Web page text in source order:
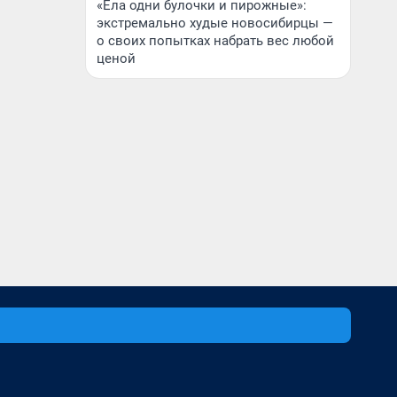
«Ела одни булочки и пирожные»:
экстремально худые новосибирцы —
о своих попытках набрать вес любой
ценой